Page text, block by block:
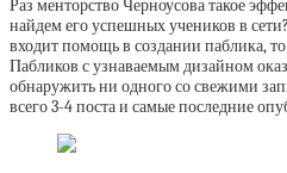
Раз менторство Черноусова такое
найдем его успешных учеников в
входит помощь в создании паблика,
Пабликов с узнаваемым дизайном
обнаружить ни одного со свежими
всего 3-4 поста и самые последние